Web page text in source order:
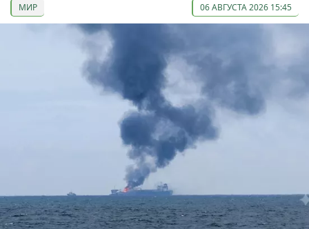
МИР 06 АВГУСТА 2026 15:45